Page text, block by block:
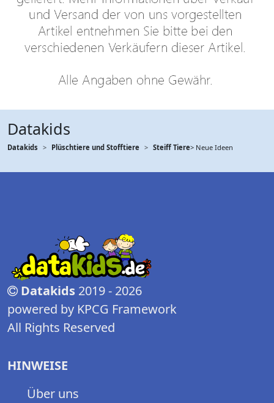
Datakids
Datakids Plüschtiere und Stofftiere Steiff Tiere> Neue Ideen
Datakids 2019 - 2026
powered by KPCG Framework
All Rights Reserved
HINWEISE
Über uns